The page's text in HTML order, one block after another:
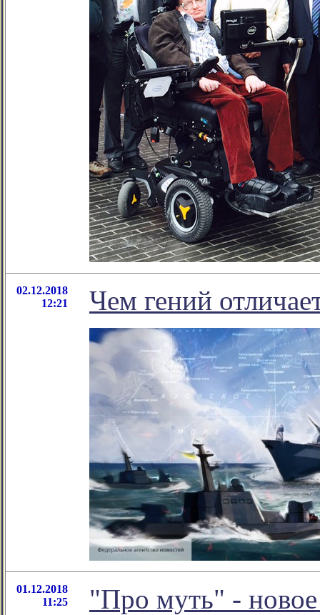
02.12.2018
12:21
Чем гений
01.12.2018
11:25
"Про муть" -